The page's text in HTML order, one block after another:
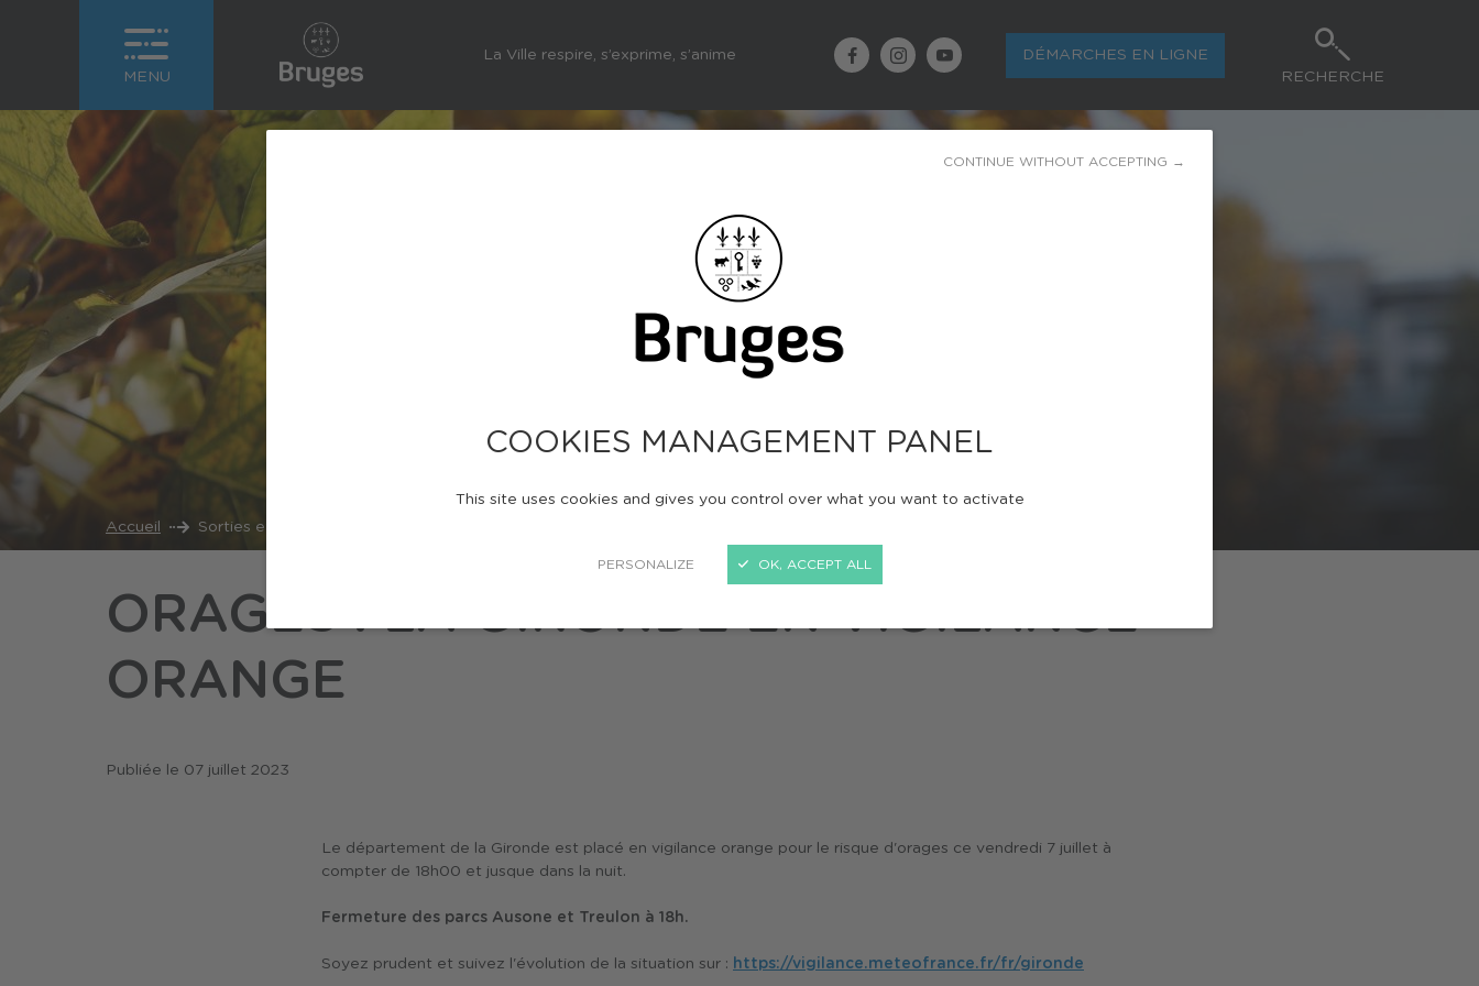
COOKIES MANAGEMENT PANEL
This site uses cookies and gives you control over what you want to activate
PERSONALIZE
CONTINUE WITHOUT ACCEPTING →
OK, ACCEPT ALL
La Ville respire, s’exprime, s’anime
DÉMARCHES EN LIGNE
MENU
RECHERCHE
Accueil Sorties et loisirs
ORAGES : LA GIRONDE EN VIGILANCE
ORANGE
Publiée le 07 juillet 2023
Le département de la Gironde est placé en vigilance orange pour le risque d'orages ce vendredi 7 juillet à
compter de 18h00 et jusque dans la nuit.
Fermeture des parcs Ausone et Treulon à 18h.
Soyez prudent et suivez l'évolution de la situation sur : https://vigilance.meteofrance.fr/fr/gironde